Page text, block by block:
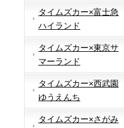
タイムズカー×富士急
ハイランド
タイムズカー×東京サ
マーランド
タイムズカー×西武園
ゆうえんち
タイムズカー×さがみ